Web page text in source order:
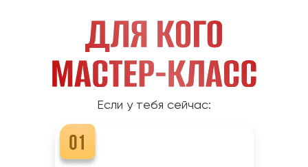
Если у тебя сейчас: